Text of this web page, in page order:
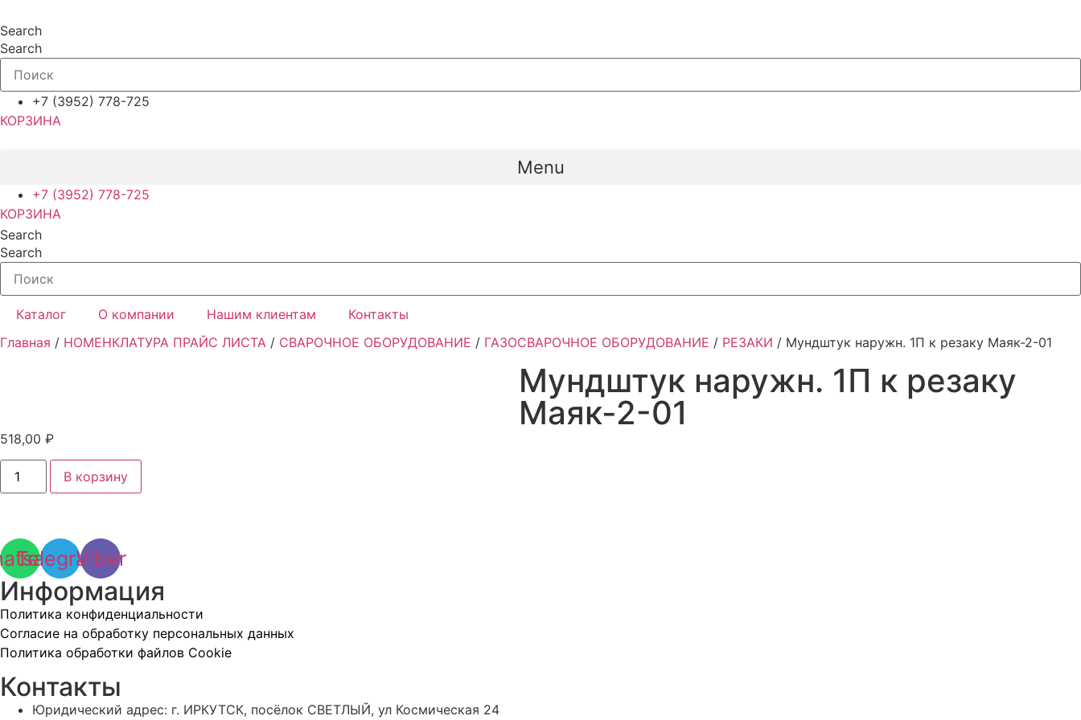
к
содержимому
Search
Search
+7 (3952) 778-725
КОРЗИНА
Menu
+7 (3952) 778-725
КОРЗИНА
Search
Search
Каталог О компании Нашим клиентам
Контакты
Главная / НОМЕНКЛАТУРА ПРАЙС ЛИСТА / СВАРОЧНОЕ ОБОРУДОВАНИЕ / ГАЗОСВАРОЧНОЕ ОБОРУДОВАНИЕ / РЕЗАКИ / Мундштук наружн. 1П к резаку Маяк-2-01
Мундштук наружн. 1П к резаку
Маяк-2-01
518,00 ₽
Количество
товара
Мундштук
резаку
Маяк-2-
01
В корзину
Telegram
Viber
Информация
Политика конфиденциальности
Согласие на обработку персональных данных
Политика обработки файлов Cookie
Контакты
Юридический адрес: г. ИРКУТСК, посёлок СВЕТЛЫЙ, ул Космическая 24